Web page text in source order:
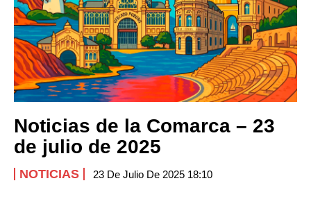
Noticias de la Comarca – 23
de julio de 2025
NOTICIAS 23 De Julio De 2025 18:10